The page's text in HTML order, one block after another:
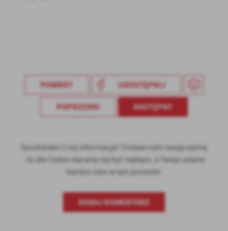
POWRÓT UDOSTĘPNIJ
POPRZEDNI NASTĘPNY
Spodobała Ci się informacja? Zostaw nam swoją opinię
- to dla Ciebie staramy się być najlepsi, a Twoje zdanie
bardzo nam w tym pomoże!
DODAJ KOMENTARZ